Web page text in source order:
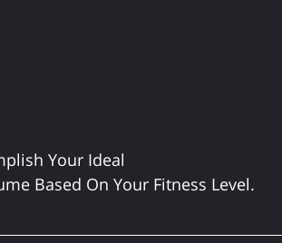
Your Ideal
Based On Your Fitness Level.